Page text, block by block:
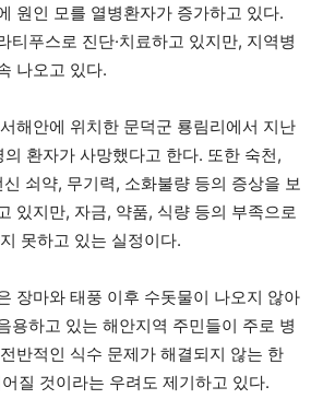
원인 모를 열병환자가 증가하고 있다.
티푸스로 진단·치료하고 있지만, 지역병
나오고 있다.
해안에 위치한 문덕군 룡림리에서 지난
환자가 사망했다고 한다. 또한 숙천,
쇠약, 무기력, 소화불량 등의 증상을 보
있지만, 자금, 약품, 식량 등의 부족으로
못하고 있는 실정이다.
장마와 태풍 이후 수돗물이 나오지 않아
용하고 있는 해안지역 주민들이 주로 병
반적인 식수 문제가 해결되지 않는 한
어질 것이라는 우려도 제기하고 있다.